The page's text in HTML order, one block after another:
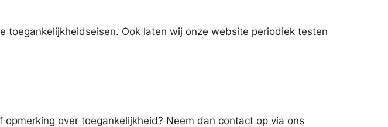
Ook laten wij onze website periodiek testen
over toegankelijkheid? Neem dan contact op via ons